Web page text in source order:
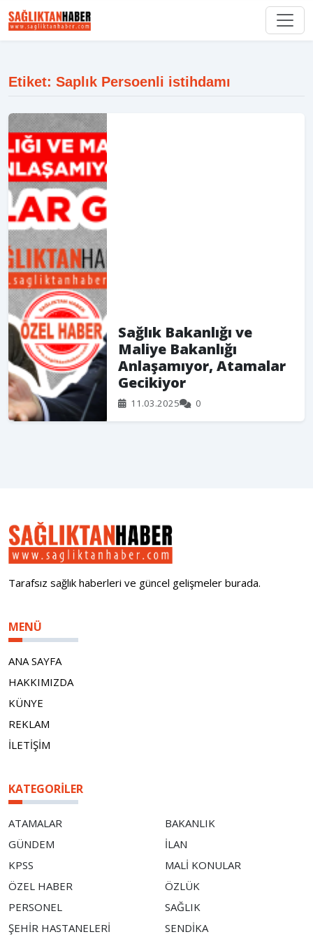
Etiket: Saplık Persoenli istihdamı
Sağlık Bakanlığı ve
Maliye Bakanlığı
Anlaşamıyor, Atamalar
Gecikiyor
11.03.2025 0
Tarafsız sağlık haberleri ve güncel gelişmeler burada.
MENÜ
ANA SAYFA
HAKKIMIZDA
KÜNYE
REKLAM
İLETİŞİM
KATEGORILER
ATAMALAR
BAKANLIK
GÜNDEM
İLAN
KPSS
MALİ KONULAR
ÖZEL HABER
ÖZLÜK
PERSONEL
SAĞLIK
ŞEHİR HASTANELERİ
SENDİKA